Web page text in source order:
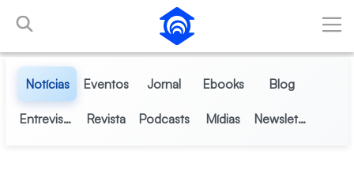
Pular para o Conteúdo principal
Notícias Eventos Jornal Ebooks Blog
Entrevistas Revista Podcasts Mídias Newsletter